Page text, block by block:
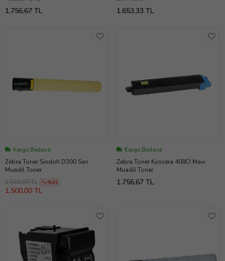
1.756,67 TL 1.653,33 TL
Kargo Bedava
Zebra Toner Sindoh D300 Sarı
Muadil Toner
2.530,00 TL
%41
1.500,00 TL
Kargo Bedava
Zebra Toner Kyocera 408Cİ Mavi
Muadil Toner
1.756,67 TL